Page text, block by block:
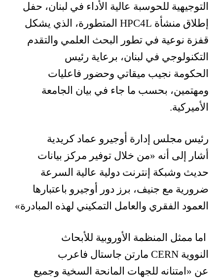
التوجيهية للحوسبة عالية الأداء في لبنان، حفل
إطلاق منشأة
المتطورة، الذي يشكل
قفزة نوعية في تطور البحث العلمي والتقدم
التكنولوجي في لبنان، برعاية رئيس
الحكومة نجيب ميقاتي وحضور فاعليات
ومهتمين، بحسب ما جاء في بيان الجامعة
الأميركية.
رئيس مجلس إدارة أوجيرو عماد كريدية
أشار إلى أنه «من خلال توفير مركز بيانات
حديث وشبكة إنترنت دولية عالية السرعة
ضرورية مع جنيف، برز دور أوجيرو باعتبارها
العمود الفقري والعامل التمكيني لهذه المبادرة»
اما ممثل المنظمة الأوروبية للأبحاث
النووية
مارتن جاستال فاعرب
عن « امتنانه للجهات المانحة السخية وجميع